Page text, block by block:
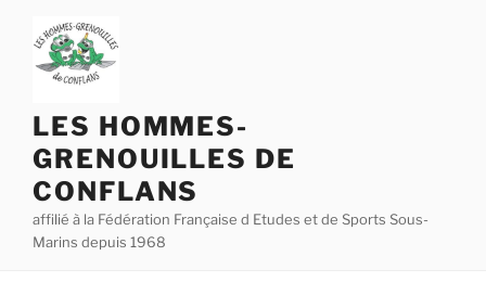
contenu
principal
LES HOMMES-
GRENOUILLES DE
CONFLANS
affilié à la Fédération Française d Etudes et de Sports Sous-
Marins depuis 1968